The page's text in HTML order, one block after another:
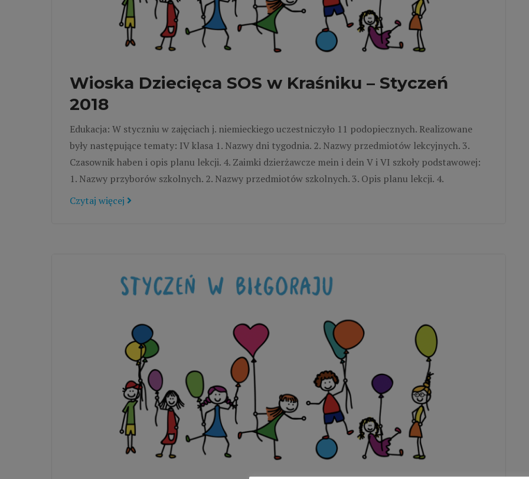
Wioska Dziecięca SOS w Kraśniku – Styczeń
2018
Edukacja: W styczniu w zajęciach j. niemieckiego uczestniczyło 11 podopiecznych. Realizowane
były następujące tematy: IV klasa 1. Nazwy dni tygodnia. 2. Nazwy przedmiotów lekcyjnych. 3.
Czasownik haben i opis planu lekcji. 4. Zaimki dzierżawcze mein i dein V i VI szkoły podstawowej:
1. Nazwy przyborów szkolnych. 2. Nazwy przedmiotów szkolnych. 3. Opis planu lekcji. 4.
Czytaj więcej